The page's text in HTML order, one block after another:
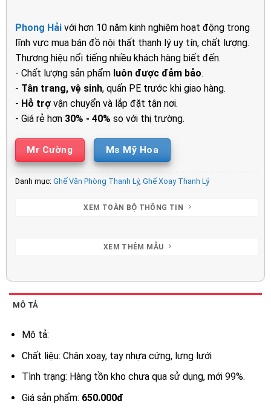
là:
840.000₫.
tại
là:
650.000₫.
Phong Hảivới hơn 10 năm kinh nghiệm hoạt động trong
lĩnh vực mua bán đồ nội thất thanh lý uy tín, chất lượng.
Thương hiệu nổi tiếng nhiều khách hàng biết đến.
- Chất lượng sản phẩm luôn được đảm bảo.
- Tân trang, vệ sinh, quấn PE trước khi giao hàng.
- Hỗ trợvận chuyển và lắp đặt tận nơi.
- Giá rẻ hơn 30% - 40% so với thị trường.
Mr Cường Ms Mỹ Hoa
Danh mục: Ghế Văn Phòng Thanh Lý, Ghế Xoay Thanh Lý
XEM TOÀN BỘ THÔNG TIN
XEM THÊM MẪU
MÔ TẢ
Mô tả:
Chất liệu: Chân xoay, tay nhựa cứng, lưng lưới
Tình trạng: Hàng tồn kho chưa qua sử dụng, mới 99%.
Giá sản phẩm: 650.000đ